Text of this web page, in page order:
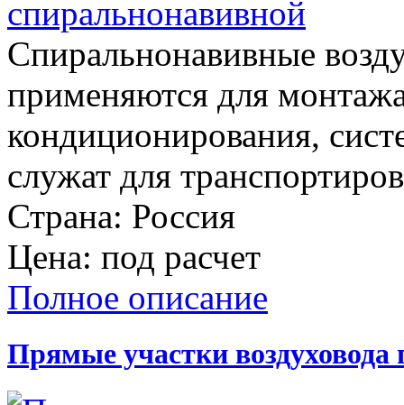
Спиральнонавивные
применяются для
кондиционирования,
служат для
Страна: Россия
Цена: под расчет
Полное описание
Прямые участки воздуховода